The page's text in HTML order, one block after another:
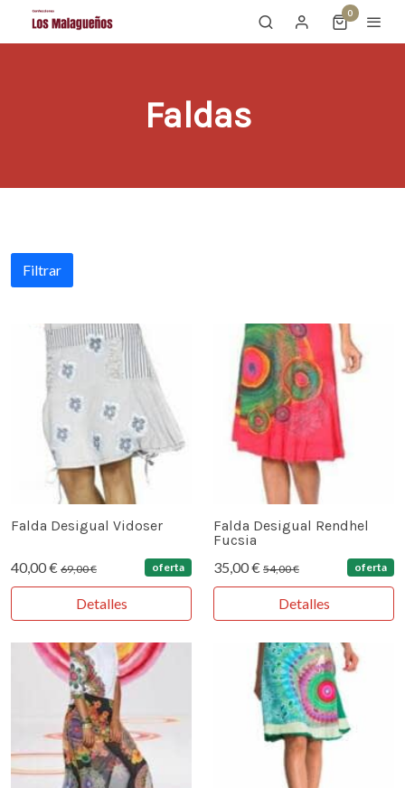
0
Faldas
Filtrar
Falda Desigual Vidoser
40,00 € 69,00 € oferta
Detalles
Falda Desigual Rendhel
Fucsia
35,00 € 54,00 € oferta
Detalles